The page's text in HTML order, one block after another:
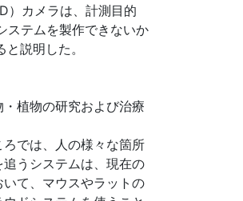
）カメラは、計測目的
ステムを製作できないか
説明した。
植物の研究および治療
では、人の様々な箇所
うシステムは、現在の
て、マウスやラットの